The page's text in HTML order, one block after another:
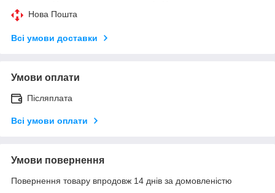
Нова Пошта
Всі умови доставки
Умови оплати
Післяплата
Всі умови оплати
Умови повернення
Повернення товару впродовж 14 днів за домовленістю